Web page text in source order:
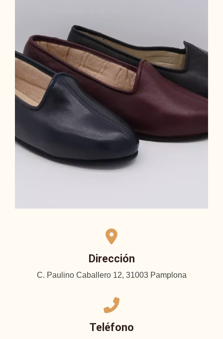
Dirección
C. Paulino Caballero 12, 31003 Pamplona
Teléfono